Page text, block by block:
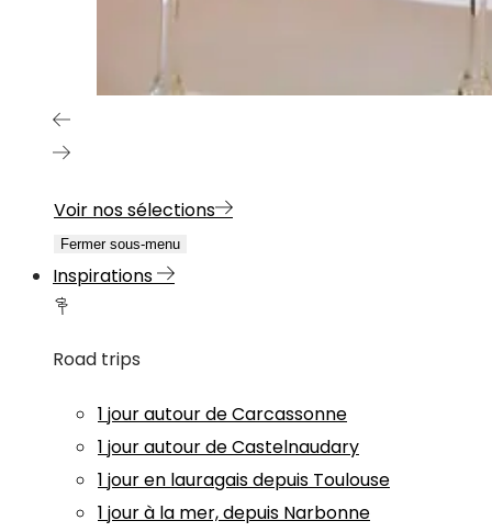
Voir nos sélections
Fermer sous-menu
Inspirations
Road trips
1 jour autour de Carcassonne
1 jour autour de Castelnaudary
1 jour en lauragais depuis Toulouse
1 jour à la mer, depuis Narbonne